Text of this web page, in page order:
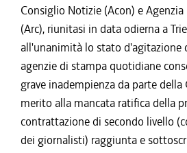
Consiglio Notizie (Acon) e
(Arc), riunitasi in data odierna a
all'unanimità lo stato d'agitazione
agenzie di stampa quotidiane
grave inadempienza da parte
merito alla mancata ratifica della
contrattazione di secondo livello
dei giornalisti) raggiunta e